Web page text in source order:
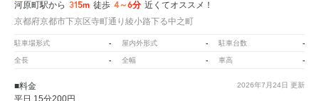
河原町駅から 315m 徒歩 4～6分 近くてオススメ！
京都府京都市下京区寺町通り綾小路下る中之町
駐車場形式 - 屋内外形式 - 駐車台数 -
全長 - 全幅 - 車高 -
2026年7月24日 更新
■料金